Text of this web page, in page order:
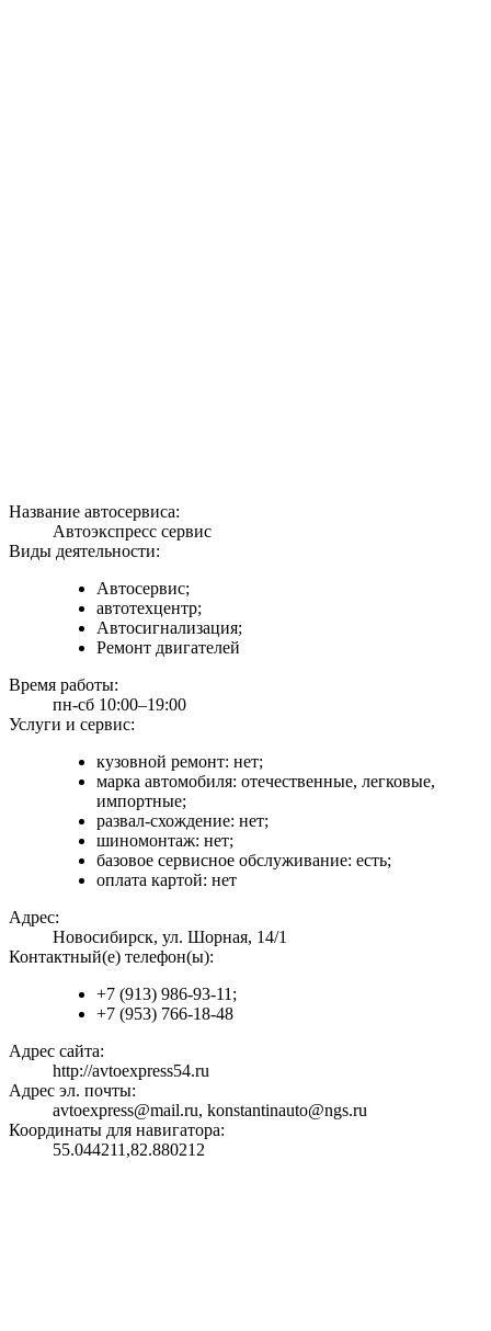
Название автосервиса:
Автоэкспресс сервис
Виды деятельности:
Автосервис;
автотехцентр;
Автосигнализация;
Ремонт двигателей
Время работы:
пн-сб 10:00–19:00
Услуги и сервис:
кузовной ремонт: нет;
марка автомобиля: отечественные, легковые,
импортные;
развал-схождение: нет;
шиномонтаж: нет;
базовое сервисное обслуживание: есть;
оплата картой: нет
Адрес:
Новосибирск, ул. Шорная, 14/1
Контактный(е) телефон(ы):
+7 (913) 986-93-11;
+7 (953) 766-18-48
Адрес сайта:
http://avtoexpress54.ru
Адрес эл. почты:
avtoexpress@mail.ru, konstantinauto@ngs.ru
Координаты для навигатора:
55.044211,82.880212